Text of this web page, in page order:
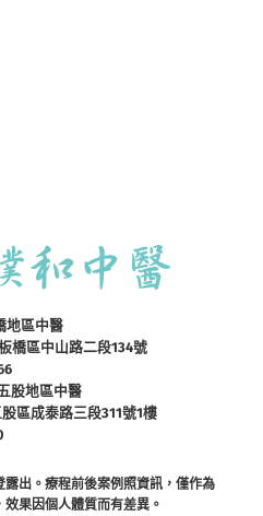
地區中醫
橋區中山路二段134號
股地區中醫
區成泰路三段311號1樓
出。療程前後案例照資訊，僅作為
果因個人體質而有差異。